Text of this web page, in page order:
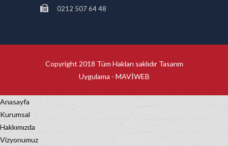
0212 507 64 48
Copyright 2018 Tüm Hakları saklıdır Tasarım
Uygulama - MAVİWEB
Anasayfa
Kurumsal
Hakkımızda
Vizyonumuz